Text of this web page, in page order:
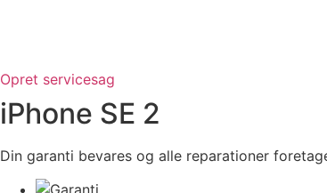
Opret servicesag
iPhone SE 2
Din garanti bevares og alle reparationer